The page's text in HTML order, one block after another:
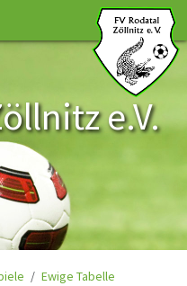
e.V.
Ewige Tabelle